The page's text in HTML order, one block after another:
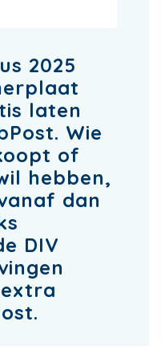
2025
laten
Wie
of
hebben,
dan
DIV